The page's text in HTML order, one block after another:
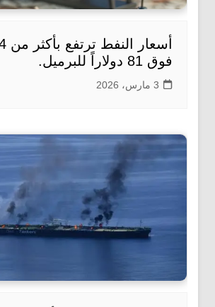
فوق 81 دولاراً للبرميل.
3 مارس، 2026